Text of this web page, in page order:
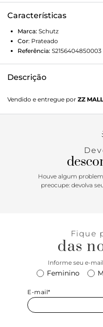
Características
Marca: Schutz
Cor: Prateado
Referência: S2156404850003
Descrição
de tira única sobre o peito
Schutz. Possui
Vendido e entregue por ZZ MALL
Houve algum
preocupe: devolva
Fique
das
Informe seu e-
Feminino
E-mail*